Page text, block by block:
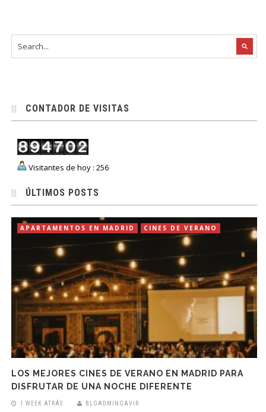
CONTADOR DE VISITAS
Visitantes de hoy : 256
ÚLTIMOS POSTS
APARTAMENTOS EN MADRID CINES DE VERANO
LOS MEJORES CINES DE VERANO EN MADRID PARA
DISFRUTAR DE UNA NOCHE DIFERENTE
1 WEEK ATRÁS BLGADMINGAVIR